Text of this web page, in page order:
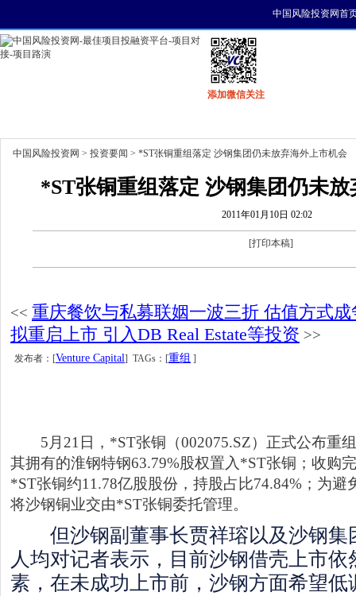
中国风险投资网首
添加微信关注
中国风险投资网 > 投资要闻 > *ST张铜重组落定 沙钢集团仍未放弃海外上市机会
*ST张铜重组落定 沙钢集团仍未
2011年01月10日 02:02
[打印本稿]
<< 重庆餐饮与私募联姻一波三折 估值方式
拟重启上市 引入DB Real Estate等投资 >>
发布者：[Venture Capital] TAGs：[重组 ]
5月21日，*ST张铜（002075.SZ）正式公布重
其拥有的淮钢特钢63.79%股权置入*ST张铜；收购
*ST张铜约11.78亿股股份，持股占比74.84%；为避
将沙钢铜业交由*ST张铜委托管理。
但沙钢副董事长贾祥瑢以及沙钢集
人均对记者表示，目前沙钢借壳上市
素，在未成功上市前，沙钢方面希望